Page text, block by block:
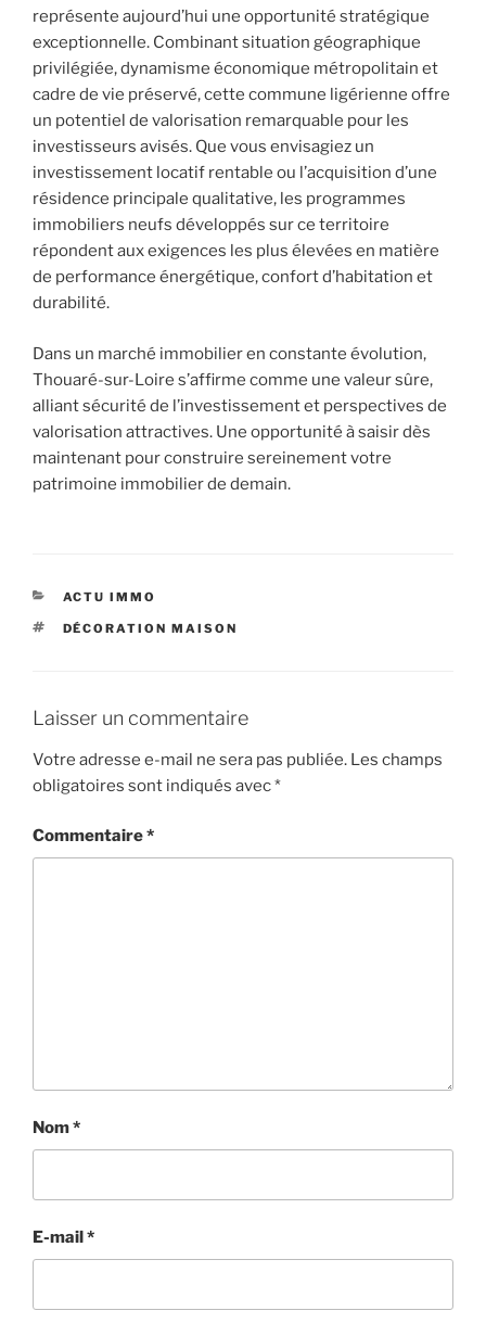
représente aujourd’hui une opportunité stratégique
exceptionnelle. Combinant situation géographique
privilégiée, dynamisme économique métropolitain et
cadre de vie préservé, cette commune ligérienne offre
un potentiel de valorisation remarquable pour les
investisseurs avisés. Que vous envisagiez un
investissement locatif rentable ou l’acquisition d’une
résidence principale qualitative, les programmes
immobiliers neufs développés sur ce territoire
répondent aux exigences les plus élevées en matière
de performance énergétique, confort d’habitation et
durabilité.
Dans un marché immobilier en constante évolution,
Thouaré-sur-Loire s’affirme comme une valeur sûre,
alliant sécurité de l’investissement et perspectives de
valorisation attractives. Une opportunité à saisir dès
maintenant pour construire sereinement votre
patrimoine immobilier de demain.
CATÉGORIES
ACTU IMMO
ÉTIQUETTES
DÉCORATION MAISON
Laisser un commentaire
Votre adresse e-mail ne sera pas publiée. Les champs
obligatoires sont indiqués avec*
Commentaire*
Nom*
E-mail*